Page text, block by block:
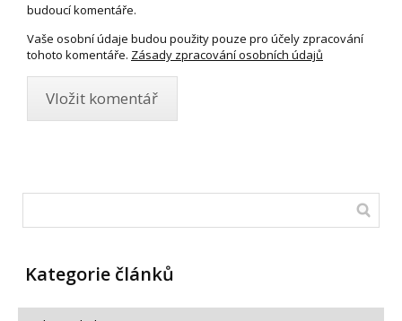
budoucí komentáře.
Vaše osobní údaje budou použity pouze pro účely zpracování
tohoto komentáře. Zásady zpracování osobních údajů
Kategorie článků